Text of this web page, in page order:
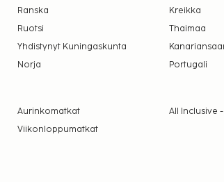
Ranska
Kreikka
Ruotsi
Thaimaa
Yhdistynyt Kuningaskunta
Norja Portugali
Aurinkomatkat All Inclusive
Viikonloppumatkat